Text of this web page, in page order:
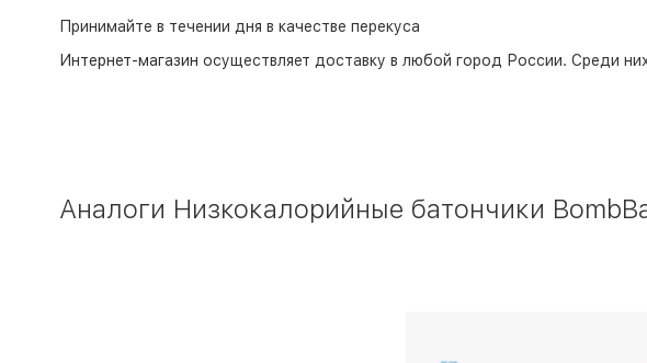
Принимайте в течении дня в качестве перекуса
Интернет-магазин осуществляет доставку в любой город России. Среди
Аналоги Низкокалорийные батончики